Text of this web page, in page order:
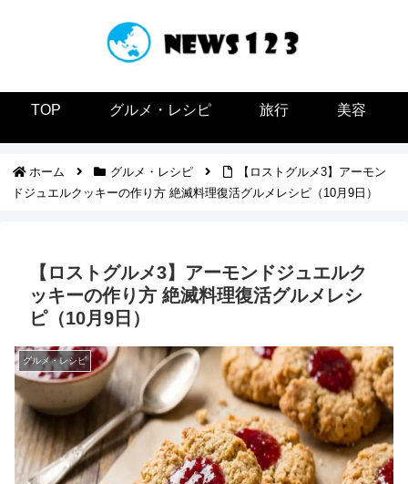
TOP グルメ・レシピ 旅行 美容
ホーム グルメ・レシピ
【ロストグルメ3】アーモン
ドジュエルクッキーの作り方 絶滅料理復活グルメレシピ（10月9日）
【ロストグルメ3】アーモンドジュエルク
ッキーの作り方 絶滅料理復活グルメレシ
ピ（10月9日）
グルメ・レシピ